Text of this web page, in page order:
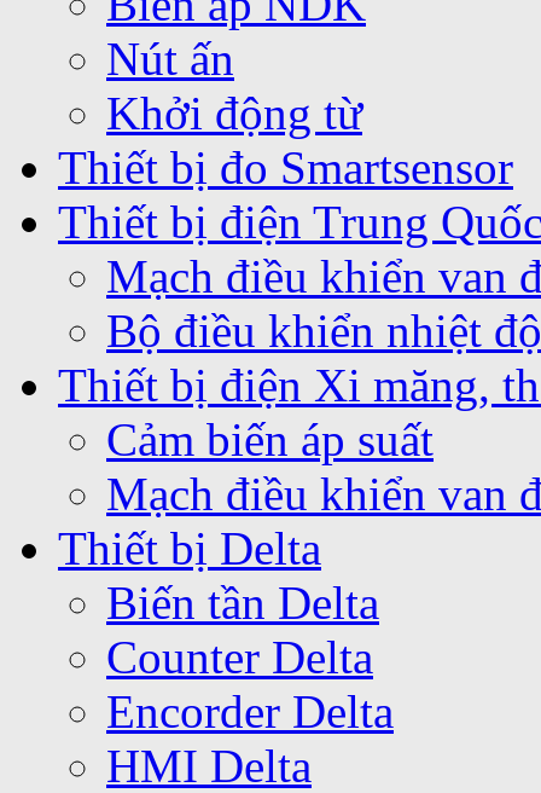
Nút ấn
Khởi động từ
Thiết bị đo Smartsensor
Thiết bị điện Trung
Mạch điều khiển van
Bộ điều khiển nhiệt
Thiết bị điện Xi măng,
Cảm biến áp suất
Mạch điều khiển van
Thiết bị Delta
Biến tần Delta
Counter Delta
Encorder Delta
HMI Delta